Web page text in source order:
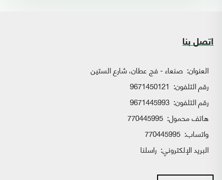
اتصل بنا
العنوان: صنعاء - فج عطان، شارع الستين
رقم التلفون: 9671450121
رقم التلفون: 9671445993
هاتف محمول: 770445995
واتساب:
البريد الإلكتروني: راسلنا